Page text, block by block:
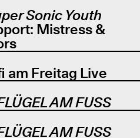
Sonic Youth
Mistress &
am Freitag Live
AM FUSS
AM FUSS